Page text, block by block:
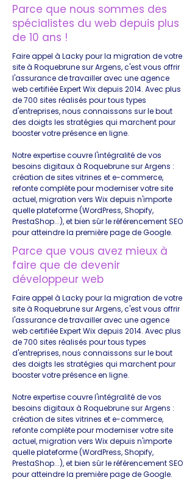
Parce que nous sommes des
spécialistes du web depuis plus
de 10 ans !
Faire appel à Lacky pour la migration de votre
site à Roquebrune sur Argens, c'est vous offrir
l'assurance de travailler avec une agence
web certifiée Expert Wix depuis 2014. Avec plus
de 700 sites réalisés pour tous types
d'entreprises, nous connaissons sur le bout
des doigts les stratégies qui marchent pour
booster votre présence en ligne.
Notre expertise couvre l'intégralité de vos
besoins digitaux à Roquebrune sur Argens :
création de sites vitrines et e-commerce,
refonte complète pour moderniser votre site
actuel, migration vers Wix depuis n'importe
quelle plateforme (WordPress, Shopify,
PrestaShop...), et bien sûr le référencement SEO
pour atteindre la première page de Google.
Parce que vous avez mieux à
faire que de devenir
développeur web
Faire appel à Lacky pour la migration de votre
site à Roquebrune sur Argens, c'est vous offrir
l'assurance de travailler avec une agence
web certifiée Expert Wix depuis 2014. Avec plus
de 700 sites réalisés pour tous types
d'entreprises, nous connaissons sur le bout
des doigts les stratégies qui marchent pour
booster votre présence en ligne.
Notre expertise couvre l'intégralité de vos
besoins digitaux à Roquebrune sur Argens :
création de sites vitrines et e-commerce,
refonte complète pour moderniser votre site
actuel, migration vers Wix depuis n'importe
quelle plateforme (WordPress, Shopify,
PrestaShop...), et bien sûr le référencement SEO
pour atteindre la première page de Google.